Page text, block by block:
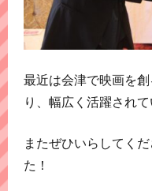
最近は会津で映画を
り、幅広く活躍されて
またぜひいらしてく
た！